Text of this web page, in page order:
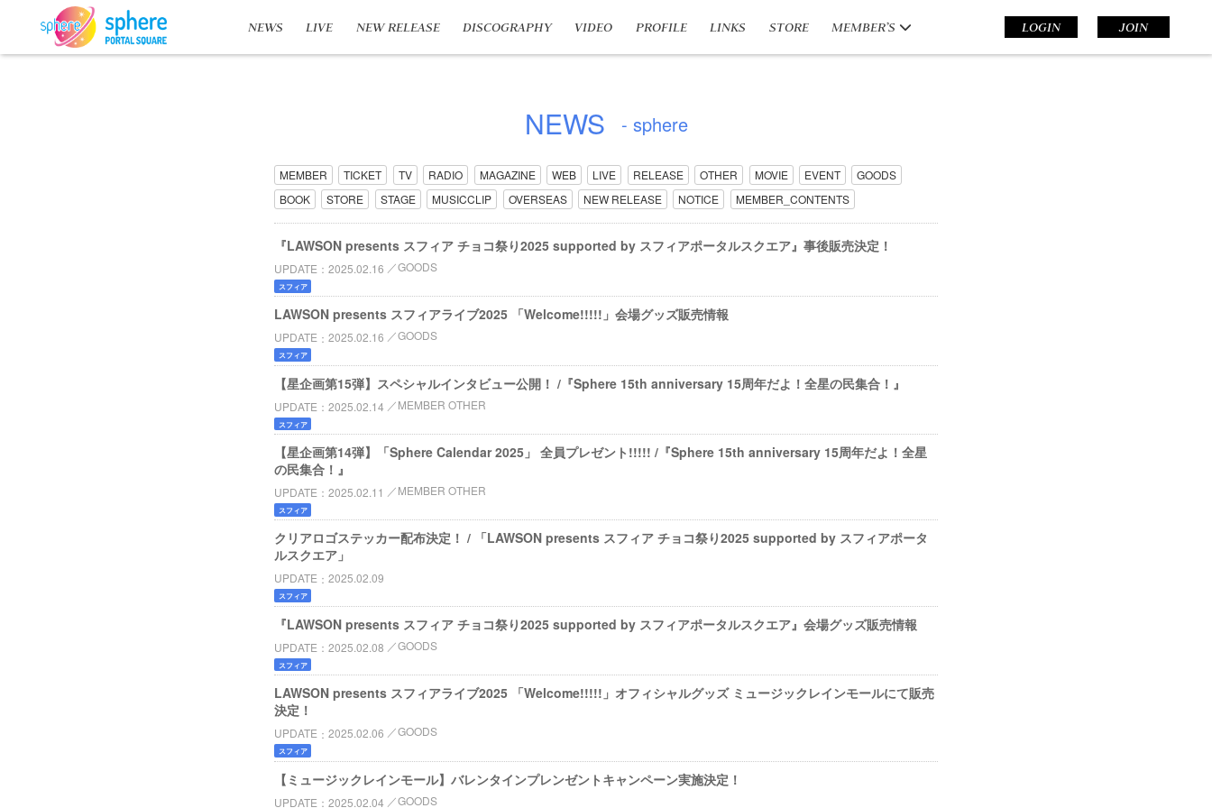
NEWS LIVE NEW RELEASE DISCOGRAPHY VIDEO PROFILE LINKS STORE MEMBER’S LOGIN JOIN
NEWS - sphere
MEMBER TICKET TV RADIO MAGAZINE WEB LIVE RELEASE OTHER MOVIE EVENT
GOODS
BOOK
STORE STAGE MUSICCLIP OVERSEAS NEW RELEASE NOTICE MEMBER_CONTENTS
『LAWSON presents スフィア チョコ祭り2025 supported by スフィアポータルスクエア』事後販売決定！
UPDATE 2025.02.16 GOODS
スフィア
LAWSON presents スフィアライブ2025 「Welcome!!!!!」会場グッズ販売情報
UPDATE 2025.02.16 GOODS
スフィア
【星企画第15弾】スペシャルインタビュー公開！ /『Sphere 15th anniversary 15周年だよ！全星の民集合！』
UPDATE 2025.02.14 MEMBER OTHER
スフィア
【星企画第14弾】「Sphere Calendar 2025」 全員プレゼント!!!!! /『Sphere 15th anniversary 15周年だよ！全星
の民集合！』
UPDATE 2025.02.11 MEMBER OTHER
スフィア
クリアロゴステッカー配布決定！ / 「LAWSON presents スフィア チョコ祭り2025 supported by スフィアポータ
ルスクエア」
UPDATE 2025.02.09
スフィア
『LAWSON presents スフィア チョコ祭り2025 supported by スフィアポータルスクエア』会場グッズ販売情報
UPDATE 2025.02.08 GOODS
スフィア
LAWSON presents スフィアライブ2025 「Welcome!!!!!」オフィシャルグッズ ミュージックレインモールにて販売
決定！
UPDATE 2025.02.06 GOODS
スフィア
【ミュージックレインモール】バレンタインプレンゼントキャンペーン実施決定！
UPDATE 2025.02.04 GOODS